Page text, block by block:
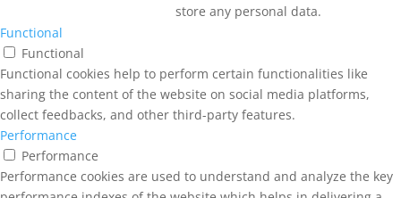
store any personal data.
Functional
Functional
Functional cookies help to perform certain functionalities like
sharing the content of the website on social media platforms,
collect feedbacks, and other third-party features.
Performance
Performance
Performance cookies are used to understand and analyze the key